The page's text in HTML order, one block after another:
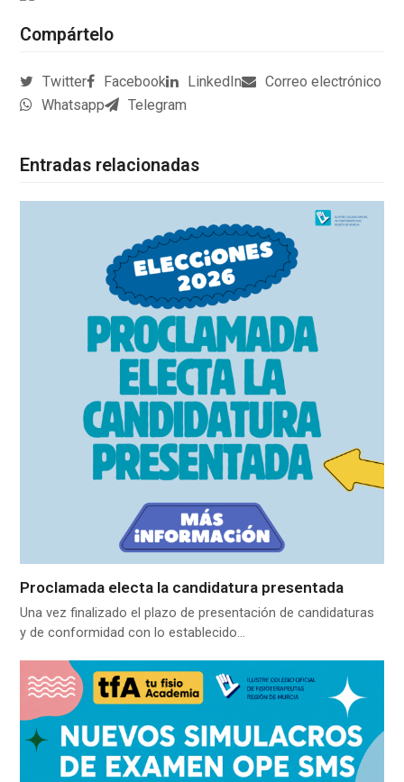
Compártelo
Twitter Facebook LinkedIn
Correo electrónico
Whatsapp
Telegram
Entradas relacionadas
Proclamada electa la candidatura presentada
Una vez finalizado el plazo de presentación de candidaturas
y de conformidad con lo establecido…